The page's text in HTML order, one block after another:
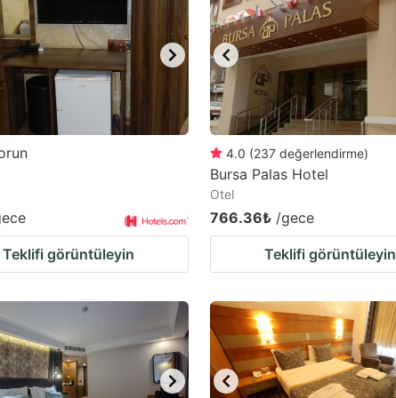
Teklifi görüntüleyin
4.0 (237 değerlendirme)
Bursa Palas Hotel
Otel
766.36₺ /gece
Teklifi görüntüleyin